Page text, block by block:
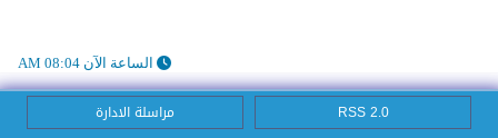
الساعة الآن 08:04 AM
RSS 2.0 مراسلة الادارة